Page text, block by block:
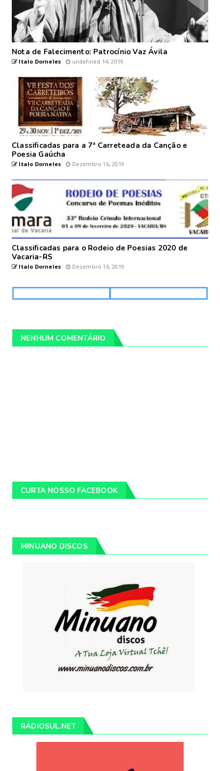
Nota de Falecimento: Patrocínio Vaz Ávila
Italo Dorneles undefined 14, 2019
Classificadas para a 7ª Carreteada da Canção e
Poesia Gaúcha
Italo Dorneles Dezembro 16, 2019
Classificadas para o Rodeio de Poesias 2020 de
Vacaria-RS
Italo Dorneles Dezembro 16, 2019
NENHUM COMENTÁRIO
CURTA NOSSO FACEBOOK
MINUANO DISCOS
RÁDIOSUL.NET